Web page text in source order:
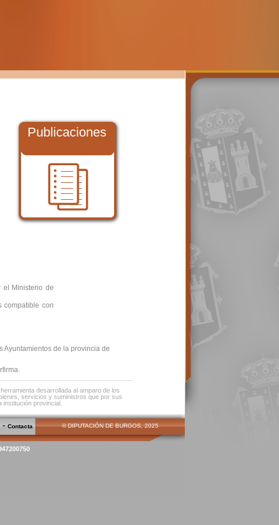
Publicaciones
el Ministerio de
compatible con
Ayuntamientos de la provincia de
desarrollada al amparo de los
servicios y suministros que por sus
provincial.
-Contacta © DIPUTACIÓN DE BURGOS, 2025